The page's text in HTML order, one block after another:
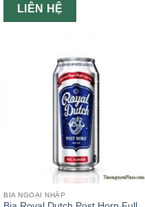
LIÊN HỆ
BIA NGOẠI NHẬP